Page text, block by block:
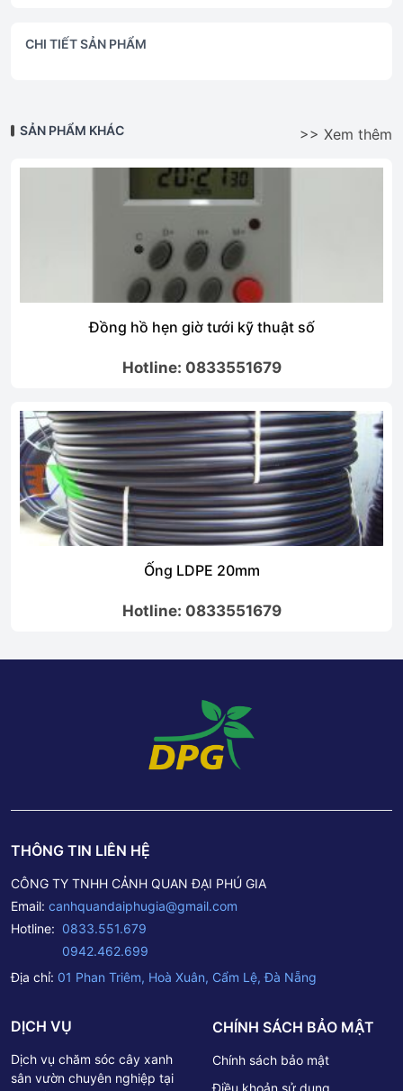
CHI TIẾT SẢN PHẨM
SẢN PHẨM KHÁC >> Xem thêm
Đồng hồ hẹn giờ tưới kỹ thuật số
Hotline: 0833551679
Ống LDPE 20mm
Hotline: 0833551679
THÔNG TIN LIÊN HỆ
CÔNG TY TNHH CẢNH QUAN ĐẠI PHÚ GIA
Email: canhquandaiphugia@gmail.com
Hotline: 0833.551.679
0942.462.699
Địa chỉ: 01 Phan Triêm, Hoà Xuân, Cẩm Lệ, Đà Nẵng
DỊCH VỤ
Dịch vụ chăm sóc cây xanh
sân vườn chuyên nghiệp tại
CHÍNH SÁCH BẢO MẬT
Chính sách bảo mật